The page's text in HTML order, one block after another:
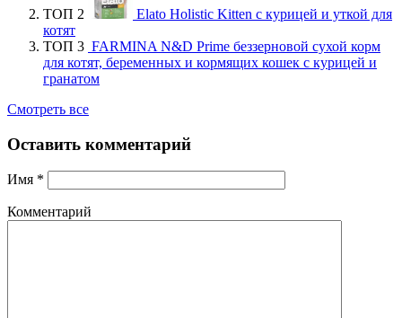
ТОП 2
Elato Holistic Kitten с курицей и уткой для
котят
ТОП 3 FARMINA N&D Prime беззерновой сухой корм
для котят, беременных и кормящих кошек с курицей и
гранатом
Смотреть все
Оставить комментарий
Имя *
Комментарий